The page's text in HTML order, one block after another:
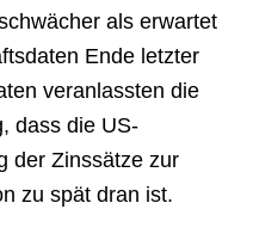
als erwartet
Ende letzter
veranlassten die
dass die US-
der Zinssätze zur
zu spät dran ist.